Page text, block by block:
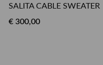
SALITA CABLE SWEATER
€ 300,00